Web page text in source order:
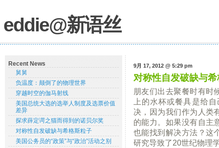
eddie@新语丝
Recent News
舅舅
负温度：颠倒了的物理世界
穿越时空的伽马射线
美国总统大选的选举人制度及选票价值
差异
探求薛定谔之猫而得到的诺贝尔奖
对称性自发破缺与希格斯粒子
美国公务员的“政策”与“政治”活动之别
9月 17, 2012 @ 5:29 pm
对称性自发破缺与
朋友们出去聚餐时有时
上的水杯或餐具是给
决，因为我们作为人类
的能力。如果没有自主
也能找到解决方法？这
研究导致了20世纪物理